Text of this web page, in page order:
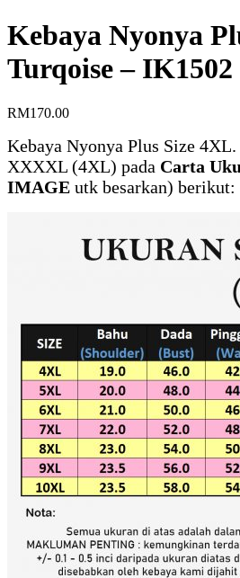
Kebaya Nyonya
Turqoise –
RM170.00
Kebaya Nyonya Plus Size
XXXXL (4XL) pada Carta
IMAGE utk besarkan) berikut: